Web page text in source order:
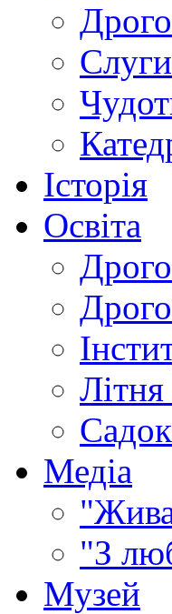
Історія
Освіта
Медіа
"З
Музей